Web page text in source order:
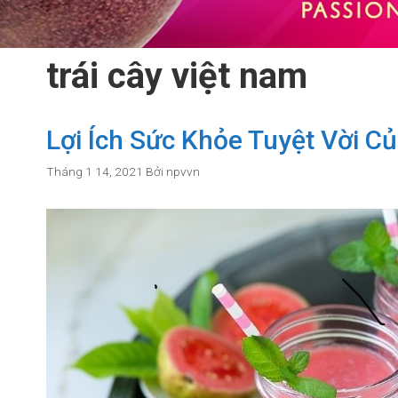
trái cây việt nam
Lợi Ích Sức Khỏe Tuyệt Vời
Tháng 1 14, 2021 Bởi npvvn